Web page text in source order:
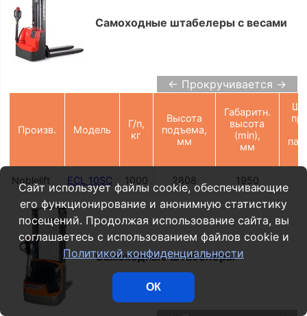
Самоходные штабелеры с весами
← Прокручивается →
Произв. Модель
Г/п,
кг
Высота
подъема,
мм
Габаритн.
высота
(min),
мм
Noblelift ECL 10SC 1000 2808 1950
Самоходные штабелеры
Сайт использует файлы cookie, обеспечивающие
его функционирование и анонимную статистику
посещений. Продолжая использование сайта, вы
соглашаетесь с использованием файлов cookie и
Политикой конфиденциальности
ОК